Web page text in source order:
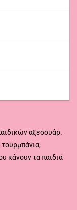
αξεσουάρ.
κάνουν τα παιδιά